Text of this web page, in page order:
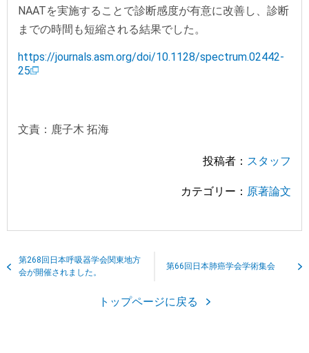
NAATを実施することで診断感度が有意に改善し、診断
までの時間も短縮される結果でした。
https://journals.asm.org/doi/10.1128/spectrum.02442-
25
文責：鹿子木 拓海
投稿者： スタッフ
カテゴリー： 原著論文
第268回日本呼吸器学会関東地方
会が開催されました。
第66回日本肺癌学会学術集会
トップページに戻る